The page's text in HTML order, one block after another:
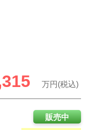
万円(税込)
販売中